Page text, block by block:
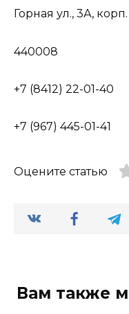
Горная ул., 3А,
440008
+7 (8412) 22-01-40
+7 (967) 445-01-41
Оцените статью
Вам также